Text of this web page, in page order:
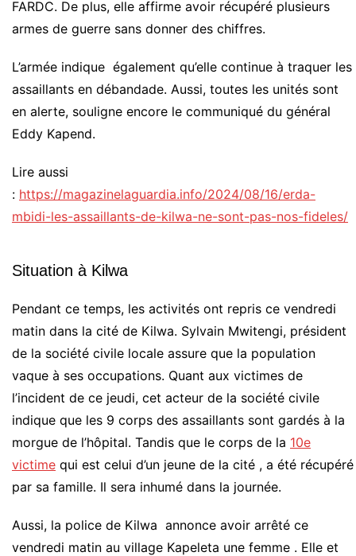
FARDC. De plus, elle affirme avoir récupéré plusieurs
armes de guerre sans donner des chiffres.
L’armée indique également qu’elle continue à traquer les
assaillants en débandade. Aussi, toutes les unités sont
en alerte, souligne encore le communiqué du général
Eddy Kapend.
Lire aussi
: https://magazinelaguardia.info/2024/08/16/erda-
mbidi-les-assaillants-de-kilwa-ne-sont-pas-nos-fideles/
Situation à Kilwa
Pendant ce temps, les activités ont repris ce vendredi
matin dans la cité de Kilwa. Sylvain Mwitengi, président
de la société civile locale assure que la population
vaque à ses occupations. Quant aux victimes de
l’incident de ce jeudi, cet acteur de la société civile
indique que les 9 corps des assaillants sont gardés à la
morgue de l’hôpital. Tandis que le corps de la 10e
victime qui est celui d’un jeune de la cité , a été récupéré
par sa famille. Il sera inhumé dans la journée.
Aussi, la police de Kilwa annonce avoir arrêté ce
vendredi matin au village Kapeleta une femme . Elle et